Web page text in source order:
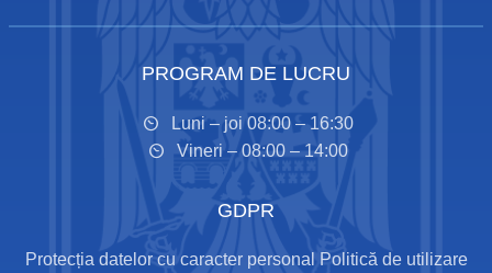
PROGRAM DE LUCRU
Luni – joi 08:00 – 16:30
Vineri – 08:00 – 14:00
GDPR
Protecția datelor cu caracter personal
Politică de utilizare